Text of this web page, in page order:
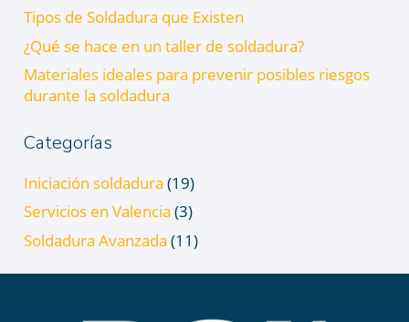
Tipos de Soldadura que Existen
¿Qué se hace en un taller de soldadura?
Materiales ideales para prevenir posibles riesgos
durante la soldadura
Categorías
Iniciación soldadura (19)
Servicios en Valencia (3)
Soldadura Avanzada (11)